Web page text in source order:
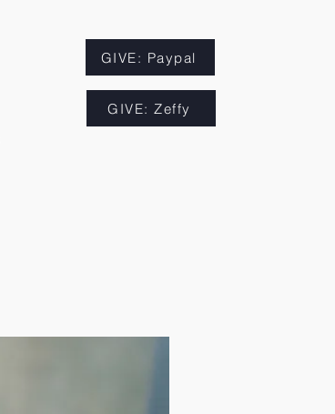
GIVE: Paypal
GIVE: Zeffy